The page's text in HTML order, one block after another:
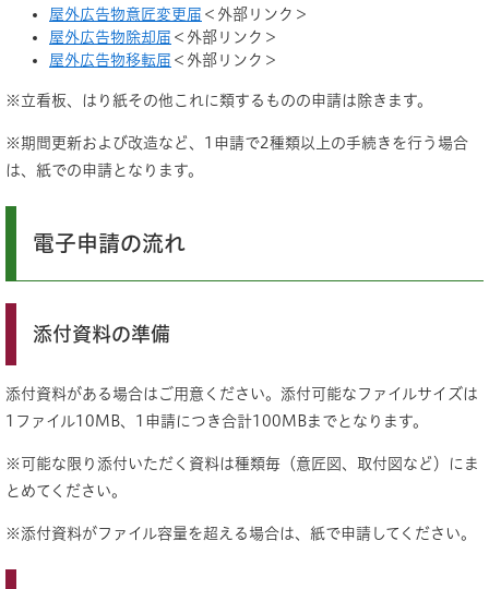
屋外広告物意匠変更届 ＜外部リンク＞
屋外広告物除却届 ＜外部リンク＞
屋外広告物移転届 ＜外部リンク＞
※立看板、はり紙その他これに類するものの申請は除きます。
※期間更新および改造など、1申請で2種類以上の手続きを行う場合
は、紙での申請となります。
電子申請の流れ
添付資料の準備
添付資料がある場合はご用意ください。添付可能なファイルサイズは
1ファイル10MB、1申請につき合計100MBまでとなります。
※可能な限り添付いただく資料は種類毎（意匠図、取付図など）にま
とめてください。
※添付資料がファイル容量を超える場合は、紙で申請してください。